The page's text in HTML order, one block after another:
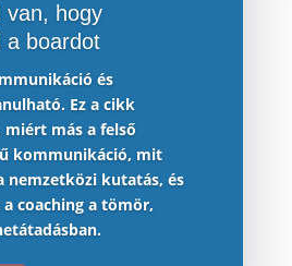
van, hogy
a boardot
és
Ez a cikk
más a felső
kommunikáció, mit
nemzetközi kutatás, és
coaching a tömör,